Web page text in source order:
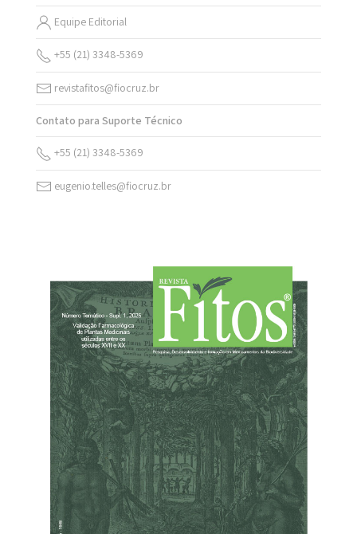
Equipe Editorial
+55 (21) 3348-5369
revistafitos@fiocruz.br
Contato para Suporte Técnico
+55 (21) 3348-5369
eugenio.telles@fiocruz.br